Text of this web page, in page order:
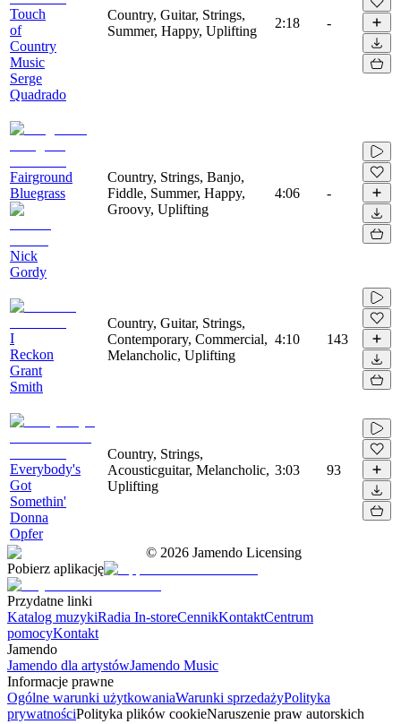
Touch
of
Country
Music
Serge
Quadrado
Country, Guitar, Strings,
Summer, Happy, Uplifting
2:18 -
Fairground
Bluegrass
Nick
Gordy
Country, Strings, Banjo,
Fiddle, Summer, Happy,
Groovy, Uplifting
4:06 -
I
Reckon
Grant
Smith
Country, Guitar, Strings,
Contemporary, Commercial,
Melancholic, Uplifting
4:10 143
Everybody's
Got
Somethin'
Donna
Opfer
Country, Strings,
Acousticguitar, Melancholic,
Uplifting
3:03 93
© 2026 Jamendo Licensing
Pobierz aplikację
Przydatne linki
Katalog muzykiRadia In-storeCennikKontaktCentrum
pomocyKontakt
Jamendo
Jamendo dla artystówJamendo Music
Informacje prawne
Ogólne warunki użytkowaniaWarunki sprzedażyPolityka
prywatnościPolityka plików cookieNaruszenie praw autorskich